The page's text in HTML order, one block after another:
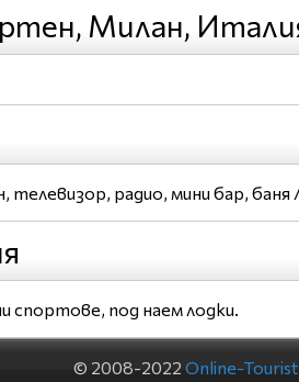
Милан,
радио, мини бар, баня
спортове, под наем лодки.
© 2008-2022 Online-